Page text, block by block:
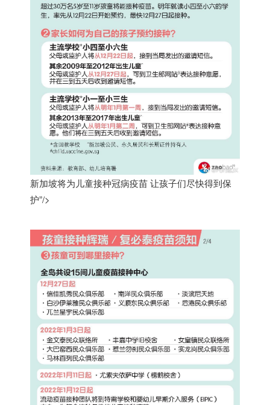
新加坡将为儿童接种冠病疫苗 让孩子们尽快得到保
护”/>